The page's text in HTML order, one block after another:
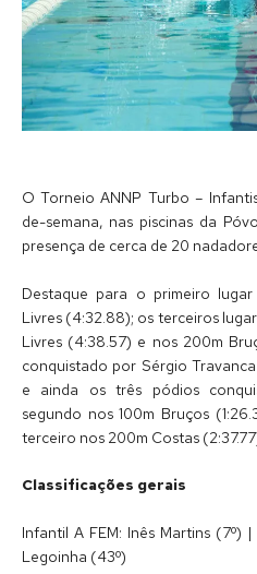
O Torneio ANNP Turbo –
de-semana, nas piscinas da
presença de cerca de 20
Destaque para o primeiro
Livres (4:32.88); os terceiros
Livres (4:38.57) e nos 200m
conquistado por Sérgio
e ainda os três pódios
segundo nos 100m Bruços
terceiro nos 200m Costas
Classificações gerais
Infantil A FEM: Inês Martins (7º)
Legoinha (43º)